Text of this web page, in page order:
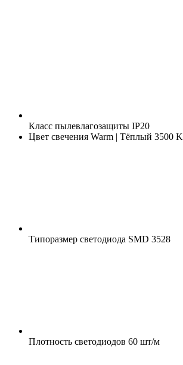
Класс пылевлагозащиты IP20
Цвет свечения Warm | Тёплый 3500 K
Типоразмер светодиода SMD 3528
Плотность светодиодов 60 шт/м